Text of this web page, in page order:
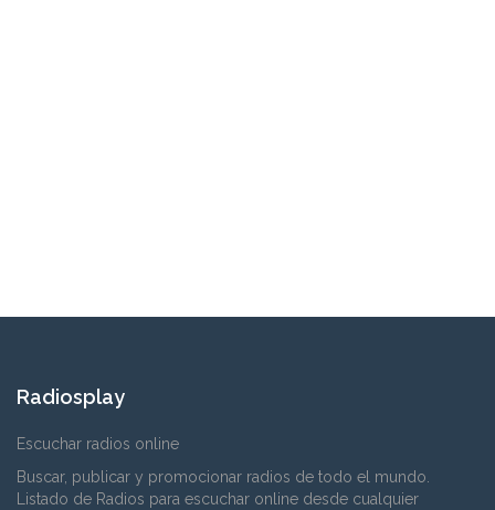
Radiosplay
Escuchar radios online
Buscar, publicar y promocionar radios de todo el mundo.
Listado de Radios para escuchar online desde cualquier